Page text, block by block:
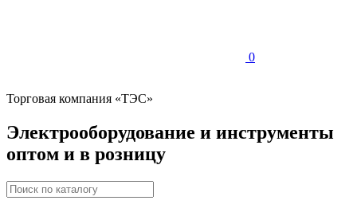
0
Торговая компания «ТЭС»
Электрооборудование и инструменты
оптом и в розницу